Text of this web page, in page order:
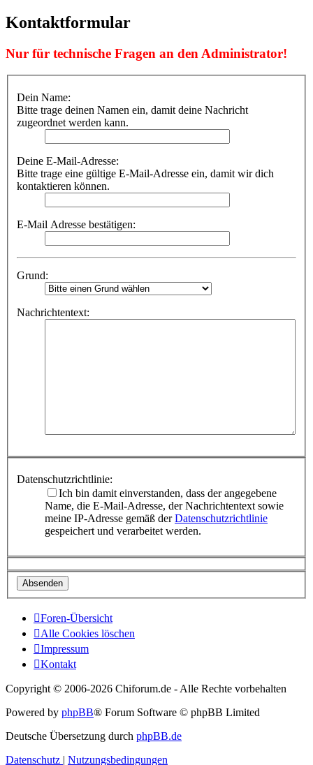
Kontaktformular
Nur für technische Fragen an den Administrator!
Dein Name:
Bitte trage deinen Namen ein, damit deine Nachricht
zugeordnet werden kann.
Deine E-Mail-Adresse:
Bitte trage eine gültige E-Mail-Adresse ein, damit wir dich
kontaktieren können.
E-Mail Adresse bestätigen:
Grund:
Nachrichtentext:
Datenschutzrichtlinie:
Ich bin damit einverstanden, dass der angegebene
Name, die E-Mail-Adresse, der Nachrichtentext sowie
meine IP-Adresse gemäß derDatenschutzrichtlinie
gespeichert und verarbeitet werden.
Foren-Übersicht
Alle Cookies löschen
Impressum
Kontakt
Copyright © 2006-2026 Chiforum.de - Alle Rechte vorbehalten
Powered by phpBB® Forum Software © phpBB Limited
Deutsche Übersetzung durch phpBB.de
Datenschutz
Nutzungsbedingungen